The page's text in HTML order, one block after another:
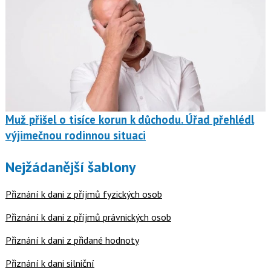
Muž přišel o tisíce korun k důchodu. Úřad přehlédl
výjimečnou rodinnou situaci
Nejžádanější šablony
Přiznání k dani z příjmů fyzických osob
Přiznání k dani z příjmů právnických osob
Přiznání k dani z přidané hodnoty
Přiznání k dani silniční